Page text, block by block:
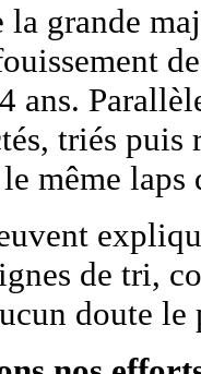
grande
ans.
triés puis
même laps
de tri,
doute